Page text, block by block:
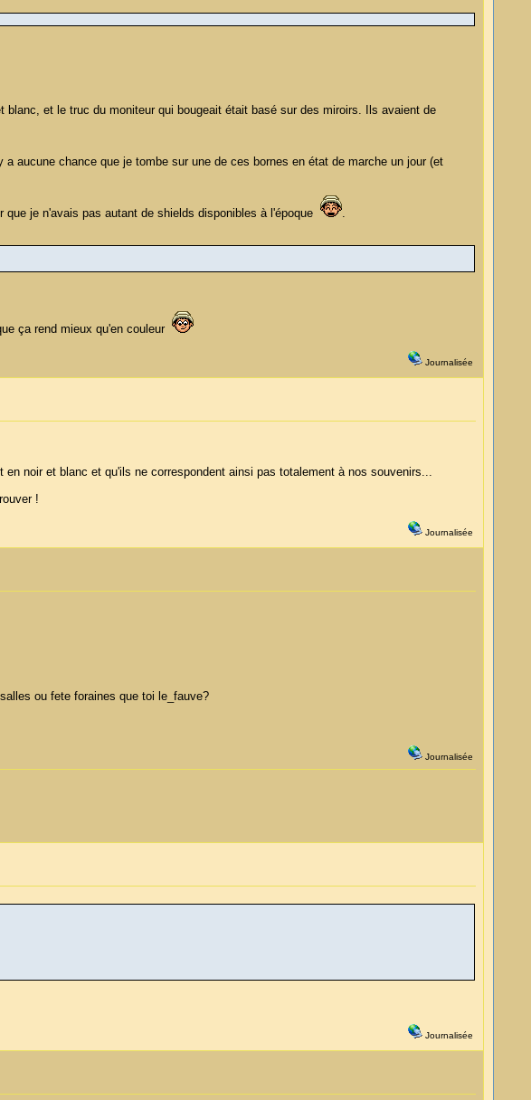
et le truc du moniteur qui bougeait était basé sur des miroirs. Ils avaient de
aucune chance que je tombe sur une de ces bornes en état de marche un jour (et
je n'avais pas autant de shields disponibles à l'époque .
ça rend mieux qu'en couleur
Journalisée
noir et blanc et qu'ils ne correspondent ainsi pas totalement à nos souvenirs...
!
Journalisée
ou fete foraines que toi le_fauve?
Journalisée
Journalisée